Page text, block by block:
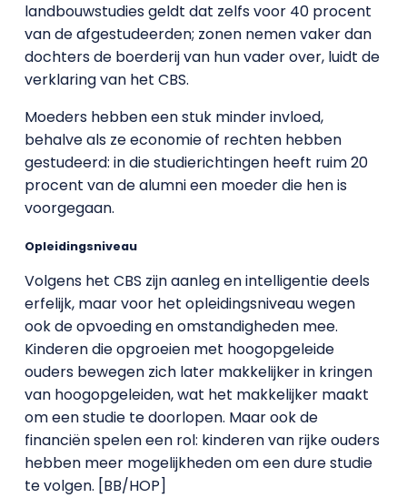
landbouwstudies geldt dat zelfs voor 40 procent
van de afgestudeerden; zonen nemen vaker dan
dochters de boerderij van hun vader over, luidt de
verklaring van het CBS.
Moeders hebben een stuk minder invloed,
behalve als ze economie of rechten hebben
gestudeerd: in die studierichtingen heeft ruim 20
procent van de alumni een moeder die hen is
voorgegaan.
Opleidingsniveau
Volgens het CBS zijn aanleg en intelligentie deels
erfelijk, maar voor het opleidingsniveau wegen
ook de opvoeding en omstandigheden mee.
Kinderen die opgroeien met hoogopgeleide
ouders bewegen zich later makkelijker in kringen
van hoogopgeleiden, wat het makkelijker maakt
om een studie te doorlopen. Maar ook de
financiën spelen een rol: kinderen van rijke ouders
hebben meer mogelijkheden om een dure studie
te volgen. [BB/HOP]